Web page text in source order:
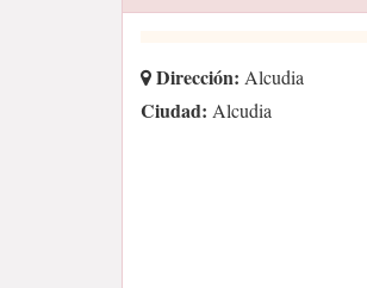
Dirección: Alcudia
Ciudad: Alcudia